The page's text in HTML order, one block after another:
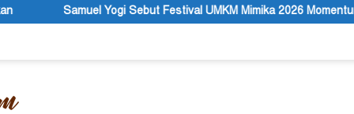
Sebut Festival UMKM Mimika 2026 Momentum Strategis